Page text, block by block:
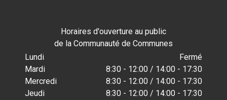
Horaires d'ouverture au public
de la Communauté de Communes
Lundi
Fermé
Mardi
8:30 - 12:00 / 14:00 - 17:30
Mercredi
8:30 - 12:00 / 14:00 - 17:30
Jeudi
8:30 - 12:00 / 14:00 - 17:30